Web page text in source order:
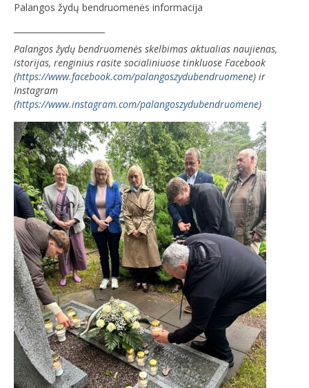
Palangos žydų bendruomenės informacija
Palangos žydų bendruomenės skelbimas aktualias naujienas,
istorijas, renginius rasite socialiniuose tinkluose Facebook
(https://www.facebook.com/palangoszydubendruomene) ir
Instagram
(https://www.instagram.com/palangoszydubendruomene)